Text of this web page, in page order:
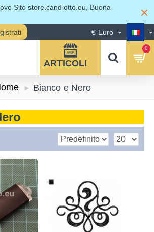
Sito store.candiotto.eu, Buona
€ Euro
0
Bianco e Nero